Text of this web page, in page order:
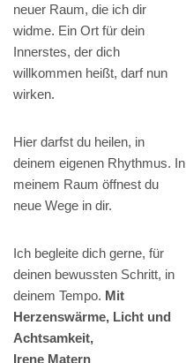
neuer Raum, die ich dir
widme. Ein Ort für dein
Innerstes, der dich
willkommen heißt, darf nun
wirken.
Hier darfst du heilen, in
deinem eigenen Rhythmus. In
meinem Raum öffnest du
neue Wege in dir.
Ich begleite dich gerne, für
deinen bewussten Schritt, in
deinem Tempo. Mit
Herzenswärme, Licht und
Achtsamkeit,
Irene Matern